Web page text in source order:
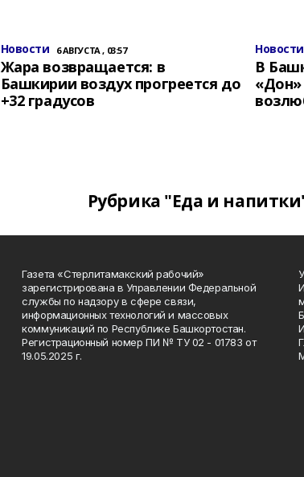
Новости 6 АВГУСТА , 03:57
Жара возвращается: в
Башкирии воздух прогреется до
+32 градусов
Новости
В
«Дон»
Рубрика "Еда и
Газета «Стерлитамакский рабочий»
зарегистрирована в Управлении Федеральной
службы по надзору в сфере связи,
информационных технологий и массовых
коммуникаций по Республике Башкортостан.
Регистрационный номер ПИ № ТУ 02 - 01783 от
19.05.2025 г.